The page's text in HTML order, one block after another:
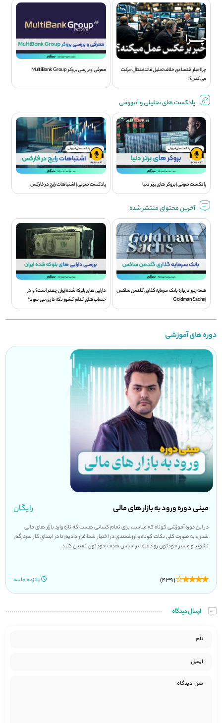
چرا اخبار اقتصادی خلاف تحلیل فاندامنتال حرکت
می کنن؟!
معرفی و بررسی بروکر MultiBank Group
پادکست های تحلیلی و آموزشی
پادکست صوتی | بروکر های برتر دنیا پادکست صوتی | اشتباهات رایج در فارکس
آخرین محتوای منتشر شده
همه چیز درباره بانک سرمایه گذاری گلدمن ساکس
| Goldman Sachs
دارایی های بلوکه شده ایران چقدر است؟ و در
حساب های کدام کشور نگه داری می شود؟
دوره های آموزشی
مینی دوره ورود به بازار های مالی رایگان
در این دوره آموزشی کوتاه که مناسب برای تمام کسانی هست که تازه وارد بازار های مالی
شدن، به صورت کلی نکات کوتاه و ارزشمندی در اختیار شما قرار دادیم تا در ابتدای کار سردرگم
نشوید و مسیر خودتون رو دقیقا بر اساس هدف خودتون تعیین کنید.
(439) پانزده جلسه
ارسال دیدگاه